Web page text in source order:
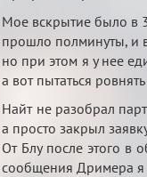
TaNaRiS
от
16.05.2025
Мое вскрытие было в
прошло полминуты, и
но при этом я у нее
а вот пытаться
Найт не разобрал
а просто закрыл
От Блу после этого в
сообщения Дримера я